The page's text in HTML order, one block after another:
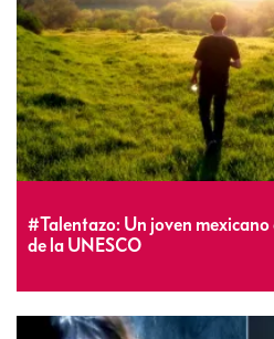
#Talentazo: Un joven
de la UNESCO